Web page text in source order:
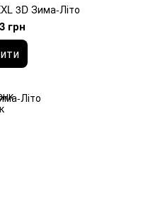
3D Зима-Літо
грн